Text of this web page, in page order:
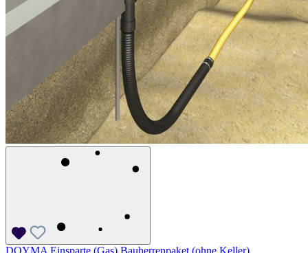
DOYMA Einsparte (Gas) Bauherrenpaket (ohne Keller)